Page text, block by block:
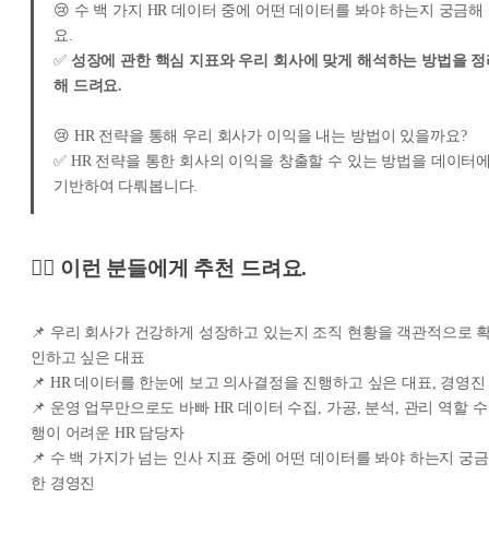
😢 수 백 가지 HR 데이터 중에 어떤 데이터를 봐야 하는지 궁금해
요.
✅ 성장에 관한 핵심 지표와 우리 회사에 맞게 해석하는 방법을 정
해 드려요.
😢 HR 전략을 통해 우리 회사가 이익을 내는 방법이 있을까요?
✅ HR 전략을 통한 회사의 이익을 창출할 수 있는 방법을 데이터
기반하여 다뤄봅니다.
🙋‍♀️ 이런 분들에게 추천 드려요.
📌 우리 회사가 건강하게 성장하고 있는지 조직 현황을 객관적으로
인하고 싶은 대표
📌 HR 데이터를 한눈에 보고 의사결정을 진행하고 싶은 대표, 경영진
📌 운영 업무만으로도 바빠 HR 데이터 수집, 가공, 분석, 관리 역할 수
행이 어려운 HR 담당자
📌 수 백 가지가 넘는 인사 지표 중에 어떤 데이터를 봐야 하는지 궁금
한 경영진